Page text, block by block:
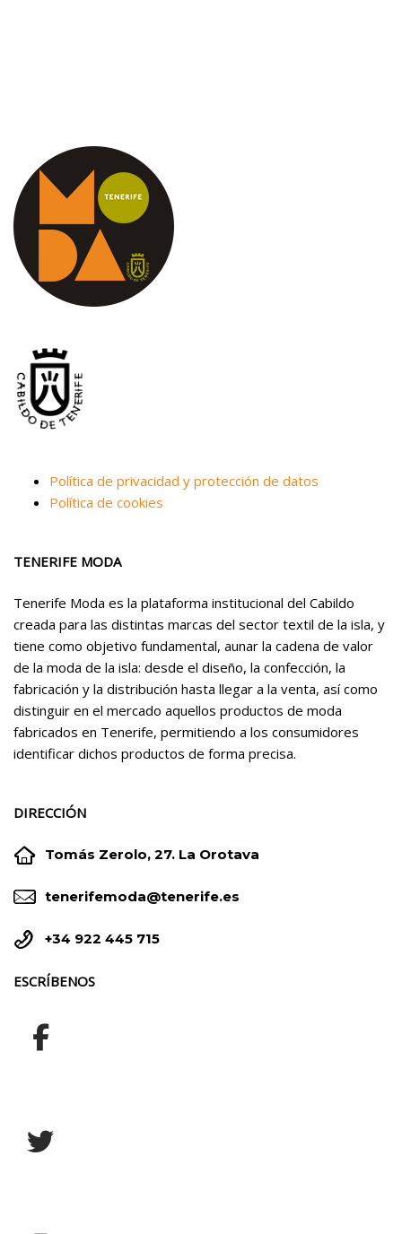
Política de privacidad y protección de datos
Política de cookies
TENERIFE MODA
Tenerife Moda es la plataforma institucional del Cabildo
creada para las distintas marcas del sector textil de la isla, y
tiene como objetivo fundamental, aunar la cadena de valor
de la moda de la isla: desde el diseño, la confección, la
fabricación y la distribución hasta llegar a la venta, así como
distinguir en el mercado aquellos productos de moda
fabricados en Tenerife, permitiendo a los consumidores
identificar dichos productos de forma precisa.
DIRECCIÓN

 Tomás Zerolo, 27. La Orotava

 tenerifemoda@tenerife.es

 +34 922 445 715
ESCRÍBENOS